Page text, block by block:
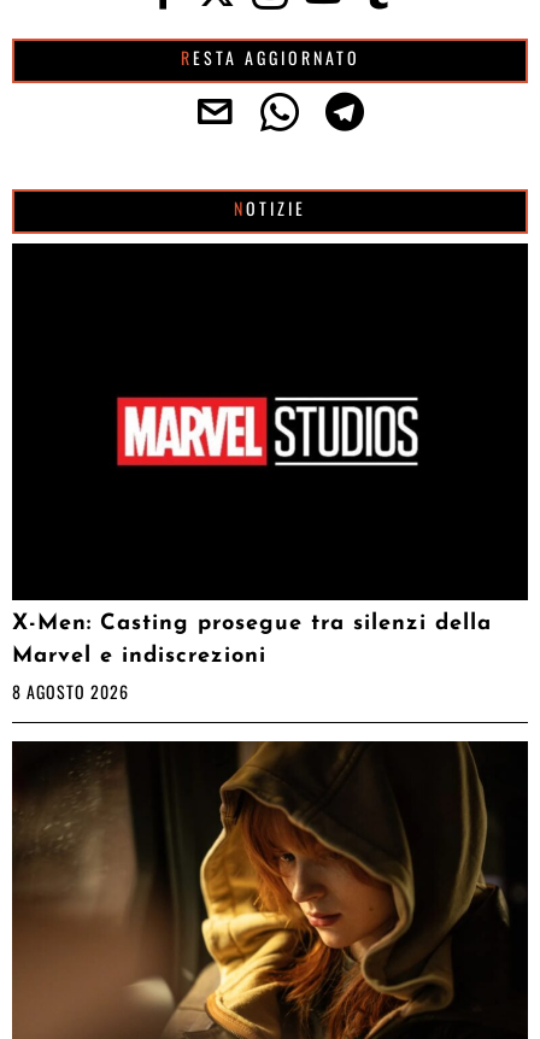
RESTA AGGIORNATO
NOTIZIE
X-Men: Casting prosegue tra silenzi della
Marvel e indiscrezioni
8 AGOSTO 2026